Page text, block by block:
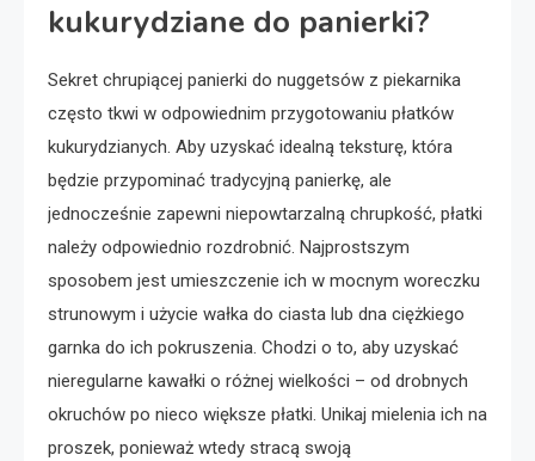
kukurydziane do panierki?
Sekret chrupiącej panierki do nuggetsów z piekarnika
często tkwi w odpowiednim przygotowaniu płatków
kukurydzianych. Aby uzyskać idealną teksturę, która
będzie przypominać tradycyjną panierkę, ale
jednocześnie zapewni niepowtarzalną chrupkość, płatki
należy odpowiednio rozdrobnić. Najprostszym
sposobem jest umieszczenie ich w mocnym woreczku
strunowym i użycie wałka do ciasta lub dna ciężkiego
garnka do ich pokruszenia. Chodzi o to, aby uzyskać
nieregularne kawałki o różnej wielkości – od drobnych
okruchów po nieco większe płatki. Unikaj mielenia ich na
proszek, ponieważ wtedy stracą swoją